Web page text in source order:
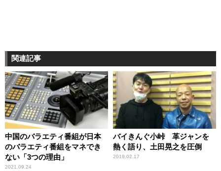
関連記事
中国のバラエティ番組が日本
のバラエティ番組をマネでき
ない「3つの理由」
2021.09.24
バイきんぐ小峠 革ジャンを
熱く語り、土田晃之を圧倒
2019.02.17